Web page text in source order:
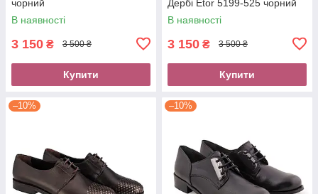
чорний
В наявності
3 150 ₴ 3 500 ₴
Купити
Дербі Etor 5199-525 чорний
В наявності
3 150 ₴ 3 500 ₴
Купити
–10% –10%